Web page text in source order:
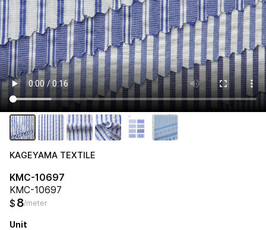
KAGEYAMA TEXTILE
KMC-10697
KMC-10697
$ 8/meter
Unit